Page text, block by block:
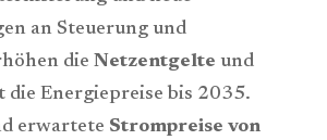
an Steuerung und
die Netzentgelte und
die Energiepreise bis 2035.
erwartete Strompreise von